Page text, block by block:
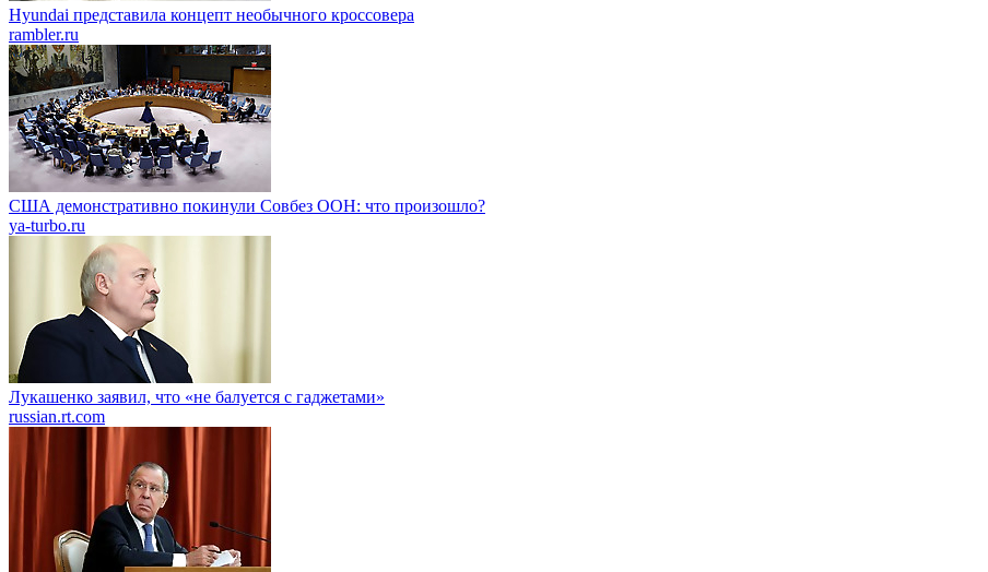
Hyundai представила концепт необычного кроссовера
rambler.ru
США демонстративно покинули Совбез ООН: что произошло?
ya-turbo.ru
Лукашенко заявил, что «не балуется с гаджетами»
russian.rt.com